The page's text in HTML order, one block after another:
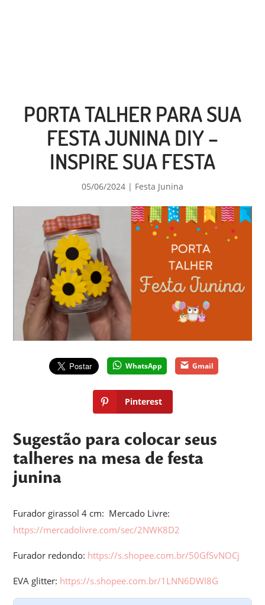
PORTA TALHER PARA SUA
FESTA JUNINA DIY –
INSPIRE SUA FESTA
05/06/2024 | Festa Junina
WhatsApp Gmail
Pinterest
Sugestão para colocar seus
talheres na mesa de festa
junina
Furador girassol 4 cm: Mercado Livre:
https://mercadolivre.com/sec/2NWK8D2
Furador redondo: https://s.shopee.com.br/50GfSvNOCj
EVA glitter: https://s.shopee.com.br/1LNN6DWl8G